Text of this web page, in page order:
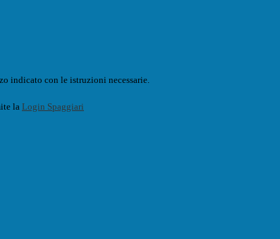
indicato con le istruzioni necessarie.
la Login Spaggiari